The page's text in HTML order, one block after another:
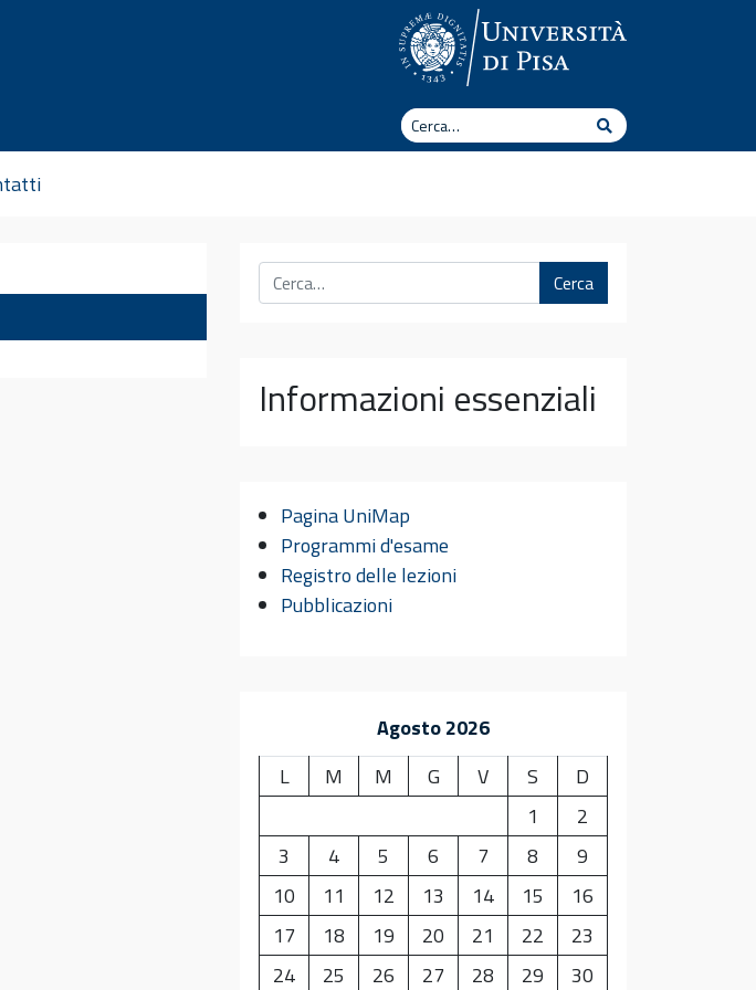
Cerca
Cerca
Cerca
Informazioni essenziali
Pagina UniMap
Programmi d'esame
Registro delle lezioni
Pubblicazioni
Agosto 2026
L
M M G V S
D
1
2
3
4 5 6 7 8
9
10
11 12 13 14 15
16
17
18 19 20 21 22
23
24
25 26 27 28 29 30